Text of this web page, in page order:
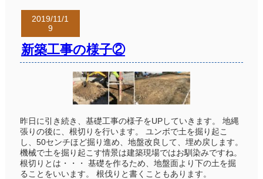
2019/11/1
9
新築工事の様子②
昨日に引き続き、基礎工事の様子をUPしていきます。 地縄
張りの後に、根切りを行います。 ユンボで土を掘り起こ
し、50センチほど掘り進め、地盤改良して、埋め戻します。
機械で土を掘り起こす情景は建築現場ではお馴染みですね。
根切りとは・・・ 基礎を作るため、地盤面より下の土を掘
ることをいいます。 根伐りと書くこともあります。